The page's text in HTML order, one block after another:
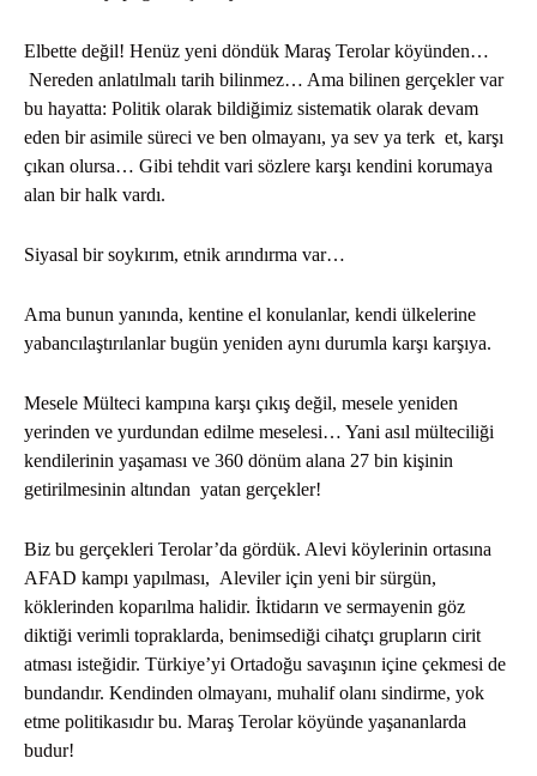
Elbette değil! Henüz yeni döndük Maraş Terolar köyünden…
Nereden anlatılmalı tarih bilinmez… Ama bilinen gerçekler var
bu hayatta: Politik olarak bildiğimiz sistematik olarak devam
eden bir asimile süreci ve ben olmayanı, ya sev ya terk et, karşı
çıkan olursa… Gibi tehdit vari sözlere karşı kendini korumaya
alan bir halk vardı.
Siyasal bir soykırım, etnik arındırma var…
Ama bunun yanında, kentine el konulanlar, kendi ülkelerine
yabancılaştırılanlar bugün yeniden aynı durumla karşı karşıya.
Mesele Mülteci kampına karşı çıkış değil, mesele yeniden
yerinden ve yurdundan edilme meselesi… Yani asıl mülteciliği
kendilerinin yaşaması ve 360 dönüm alana 27 bin kişinin
getirilmesinin altından yatan gerçekler!
Biz bu gerçekleri Terolar’da gördük. Alevi köylerinin ortasına
AFAD kampı yapılması, Aleviler için yeni bir sürgün,
köklerinden koparılma halidir. İktidarın ve sermayenin göz
diktiği verimli topraklarda, benimsediği cihatçı grupların cirit
atması isteğidir. Türkiye’yi Ortadoğu savaşının içine çekmesi de
bundandır. Kendinden olmayanı, muhalif olanı sindirme, yok
etme politikasıdır bu. Maraş Terolar köyünde yaşananlarda
budur!